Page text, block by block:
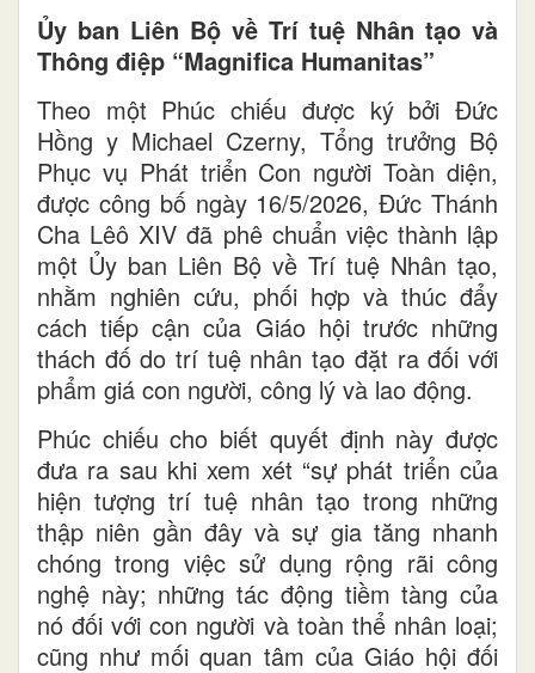
Ủy ban Liên Bộ về Trí tuệ Nhân tạo và
Thông điệp “Magnifica Humanitas”
Theo một Phúc chiếu được ký bởi Đức
Hồng y Michael Czerny, Tổng trưởng Bộ
Phục vụ Phát triển Con người Toàn diện,
được công bố ngày 16/5/2026, Đức Thánh
Cha Lêô XIV đã phê chuẩn việc thành lập
một Ủy ban Liên Bộ về Trí tuệ Nhân tạo,
nhằm nghiên cứu, phối hợp và thúc đẩy
cách tiếp cận của Giáo hội trước những
thách đố do trí tuệ nhân tạo đặt ra đối với
phẩm giá con người, công lý và lao động.
Phúc chiếu cho biết quyết định này được
đưa ra sau khi xem xét “sự phát triển của
hiện tượng trí tuệ nhân tạo trong những
thập niên gần đây và sự gia tăng nhanh
chóng trong việc sử dụng rộng rãi công
nghệ này; những tác động tiềm tàng của
nó đối với con người và toàn thể nhân loại;
cũng như mối quan tâm của Giáo hội đối